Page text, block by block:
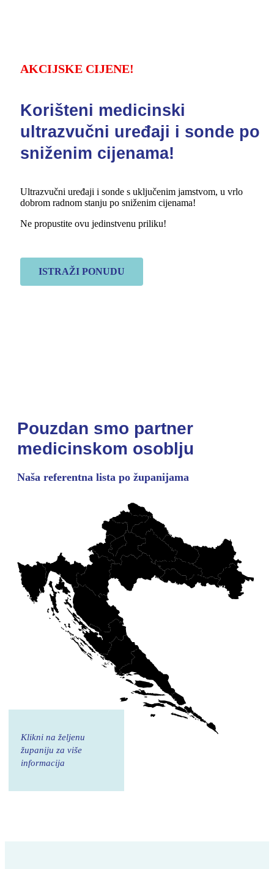
AKCIJSKE CIJENE!
Korišteni medicinski
ultrazvučni uređaji i sonde po
sniženim cijenama!​
Ultrazvučni uređaji i sonde s uključenim jamstvom, u vrlo
dobrom radnom stanju po sniženim cijenama!
Ne propustite ovu jedinstvenu priliku!
ISTRAŽI PONUDU
Pouzdan smo partner
medicinskom osoblju
Naša referentna lista po županijama
Klikni na željenu
županiju za više
informacija